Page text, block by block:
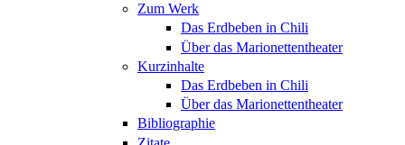
Zum Werk
Das Erdbeben in Chili
Über das Marionettentheater
Kurzinhalte
Das Erdbeben in Chili
Über das Marionettentheater
Bibliographie